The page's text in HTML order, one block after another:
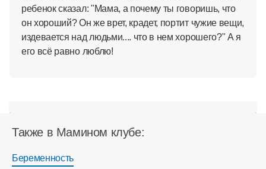
ребенок сказал: "Мама, а почему ты говоришь, что
он хороший? Он же врет, крадет, портит чужие вещи,
издевается над людьми.... что в нем хорошего?" А я
его всё равно люблю!
Также в Мамином клубе:
Беременность